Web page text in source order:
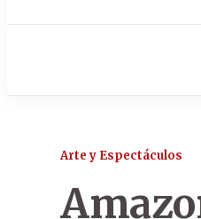
Arte y Espectáculos